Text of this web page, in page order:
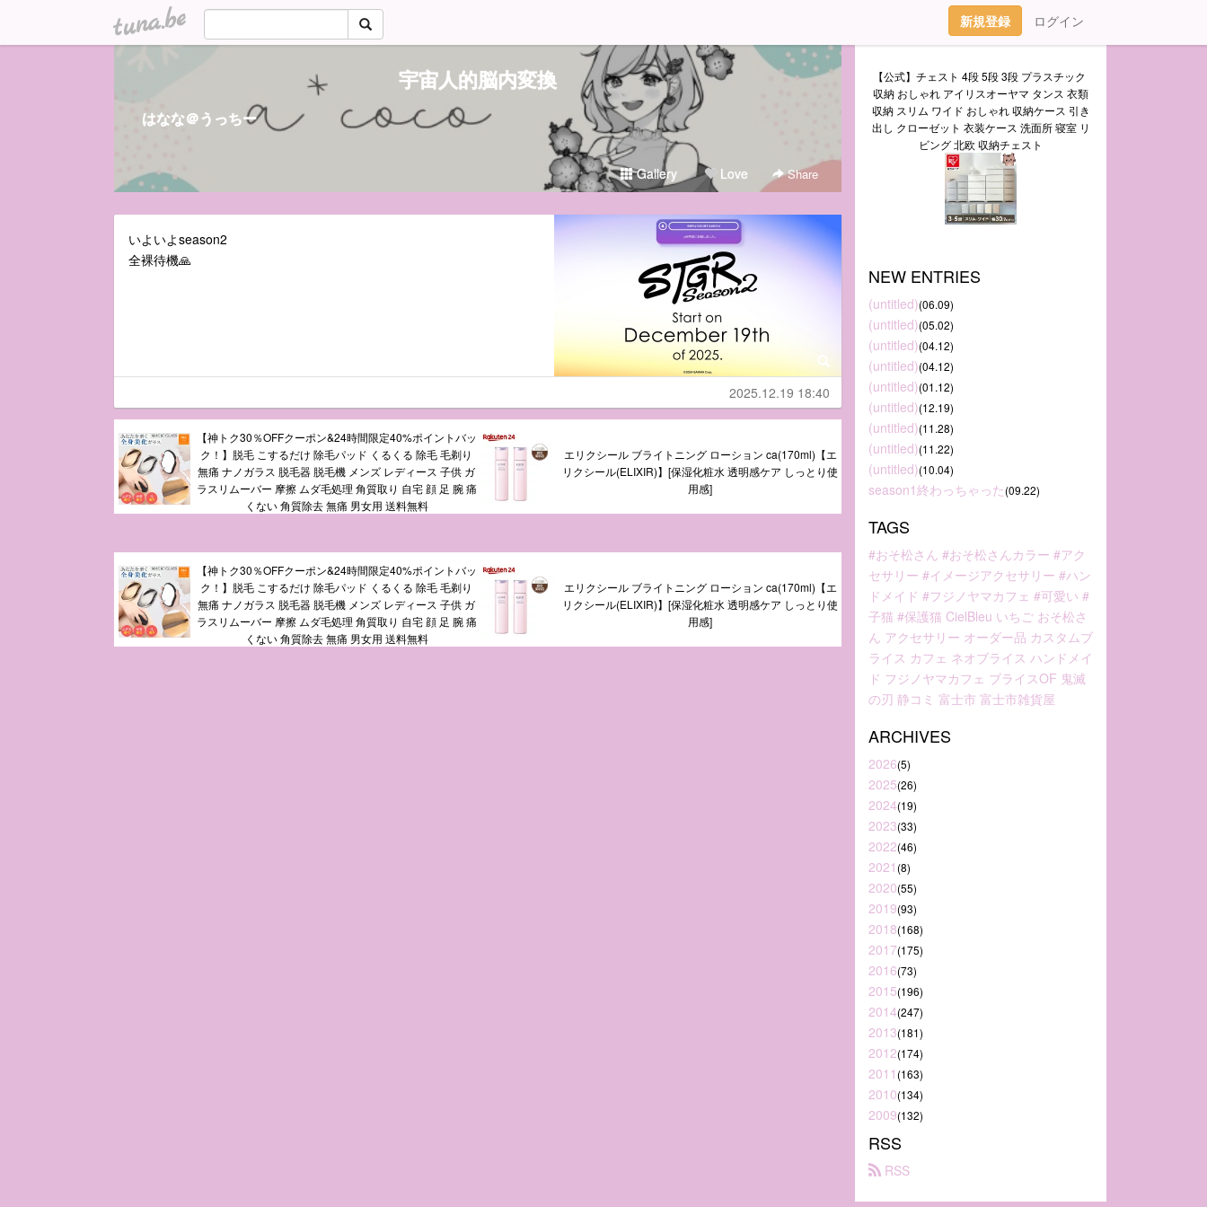
tuna.be 新規登録 ログイン
宇宙人的脳内変換
はなな＠うっちー
Gallery Love Share
いよいよseason2
全裸待機🙏
2025.12.19 18:40
【神トク30％OFFクーポン&24時間限定40%ポイントバッ
ク！】脱毛 こするだけ 除毛パッド くるくる 除毛 毛剃り
無痛 ナノガラス 脱毛器 脱毛機 メンズ レディース 子供 ガ
ラスリムーバー 摩擦 ムダ毛処理 角質取り 自宅 顔 足 腕 痛
くない 角質除去 無痛 男女用 送料無料
エリクシール ブライトニング ローション ca(170ml)【エ
リクシール(ELIXIR)】[保湿化粧水 透明感ケア しっとり使
用感]
【神トク30％OFFクーポン&24時間限定40%ポイントバッ
ク！】脱毛 こするだけ 除毛パッド くるくる 除毛 毛剃り
無痛 ナノガラス 脱毛器 脱毛機 メンズ レディース 子供 ガ
ラスリムーバー 摩擦 ムダ毛処理 角質取り 自宅 顔 足 腕 痛
くない 角質除去 無痛 男女用 送料無料
エリクシール ブライトニング ローション ca(170ml)【エ
リクシール(ELIXIR)】[保湿化粧水 透明感ケア しっとり使
用感]
【公式】チェスト 4段 5段 3段 プラスチック
収納 おしゃれ アイリスオーヤマ タンス 衣類
収納 スリム ワイド おしゃれ 収納ケース 引き
出し クローゼット 衣装ケース 洗面所 寝室 リ
ビング 北欧 収納チェスト
NEW ENTRIES
(untitled)(06.09)
(untitled)(05.02)
(untitled)(04.12)
(untitled)(04.12)
(untitled)(01.12)
(untitled)(12.19)
(untitled)(11.28)
(untitled)(11.22)
(untitled)(10.04)
season1終わっちゃった(09.22)
TAGS
#おそ松さん #おそ松さんカラー #アク
セサリー #イメージアクセサリー #ハン
ドメイド #フジノヤマカフェ #可愛い #
子猫 #保護猫 CielBleu いちご おそ松さ
ん アクセサリー オーダー品 カスタムブ
ライス カフェ ネオブライス ハンドメイ
ド フジノヤマカフェ ブライスOF 鬼滅
の刃 静コミ 富士市 富士市雑貨屋
ARCHIVES
2026(5)
2025(26)
2024(19)
2023(33)
2022(46)
2021(8)
2020(55)
2019(93)
2018(168)
2017(175)
2016(73)
2015(196)
2014(247)
2013(181)
2012(174)
2011(163)
2010(134)
2009(132)
RSS
RSS